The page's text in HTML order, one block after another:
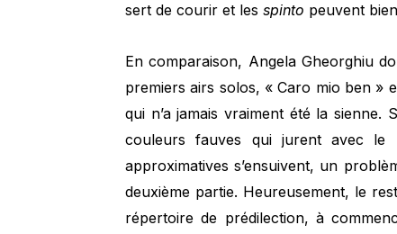
sert de courir et lesspinto peuvent
En comparaison, Angela Gheorghiu
premiers airs solos, « Caro mio ben »
qui n’a jamais vraiment été la sienne.
couleurs fauves qui jurent avec
approximatives s’ensuivent, un
deuxième partie. Heureusement, le
répertoire de prédilection, à